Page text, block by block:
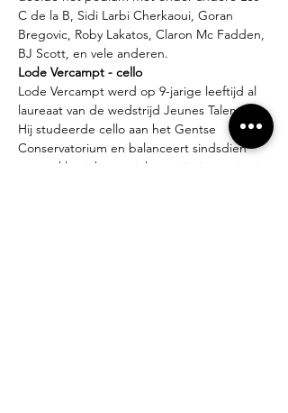
C de la B, Sidi Larbi Cherkaoui, Goran
Bregovic, Roby Lakatos, Claron Mc Fadden,
BJ Scott, en vele anderen.
Lode Vercampt - cello
Lode Vercampt werd op 9-jarige leeftijd al
laureaat van de wedstrijd Jeunes Talents.
Hij studeerde cello aan het Gentse
Conservatorium en balanceert sindsdien
tussen klassieke muziek en vrije improvisatie